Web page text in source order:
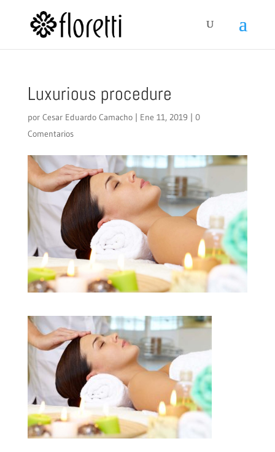
Luxurious procedure
por Cesar Eduardo Camacho| Ene 11, 2019 | 0
Comentarios